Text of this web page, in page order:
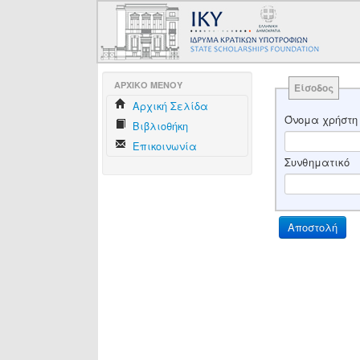
AΡΧΙΚΟ ΜΕΝΟΥ
Aρχική Σελίδα
Βιβλιοθήκη
Επικοινωνία
Είσοδος
Όνομα χρήστη
Συνθηματικό